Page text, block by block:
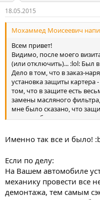
18.05.2015
Мохаммед Моисеевич
Всем привет!
Видимо, после моего
(или отключить)... :lol: Был в
Дело в том, что в заказ-
установка защиты
том, что в защите есть
замены масляного
мне было сказано, что
того, чтобы проверить
про себя подумал - надо
процессом проведения ТО
Вышеуказанную строку из
впрочем, и камеры
Могу, конечно, ошибаться
версию свою изложил и она
Именно так все и было!
Если по делу:
На Вашем автомобиле
механику провести все
демонтажа, тем самым